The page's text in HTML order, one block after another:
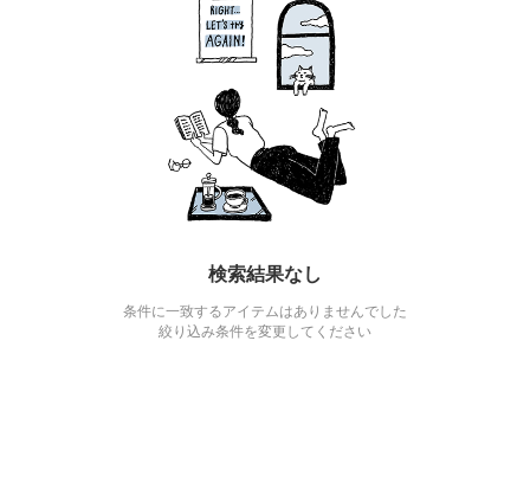
検索結果なし
条件に一致するアイテムはありませんでした
絞り込み条件を変更してください